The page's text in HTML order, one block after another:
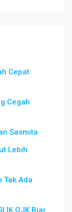
Cepat
Cegah
Sasmita
Lebih
Tak Ada
OJK Biar